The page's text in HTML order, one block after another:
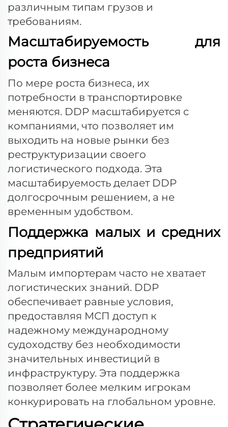
различным типам грузов и
требованиям.
Масштабируемость для
роста бизнеса
По мере роста бизнеса, их
потребности в транспортировке
меняются. DDP масштабируется с
компаниями, что позволяет им
выходить на новые рынки без
реструктуризации своего
логистического подхода. Эта
масштабируемость делает DDP
долгосрочным решением, а не
временным удобством.
Поддержка малых и средних
предприятий
Малым импортерам часто не хватает
логистических знаний. DDP
обеспечивает равные условия,
предоставляя МСП доступ к
надежному международному
судоходству без необходимости
значительных инвестиций в
инфраструктуру. Эта поддержка
позволяет более мелким игрокам
конкурировать на глобальном уровне.